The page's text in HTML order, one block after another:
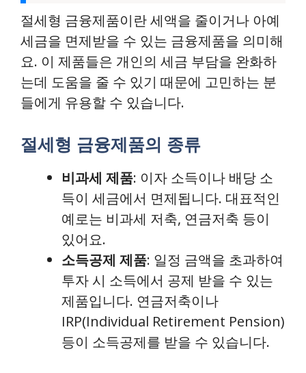
절세형 금융제품이란 세액을 줄이거나 아예
세금을 면제받을 수 있는 금융제품을 의미해
요. 이 제품들은 개인의 세금 부담을 완화하
는데 도움을 줄 수 있기 때문에 고민하는 분
들에게 유용할 수 있습니다.
절세형 금융제품의 종류
비과세 제품: 이자 소득이나 배당 소
득이 세금에서 면제됩니다. 대표적인
예로는 비과세 저축, 연금저축 등이
있어요.
소득공제 제품: 일정 금액을 초과하여
투자 시 소득에서 공제 받을 수 있는
제품입니다. 연금저축이나
IRP(Individual Retirement Pension)
등이 소득공제를 받을 수 있습니다.